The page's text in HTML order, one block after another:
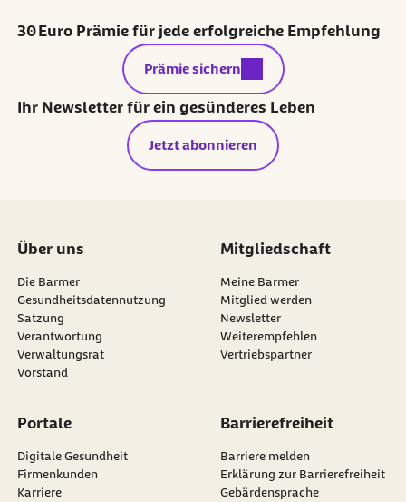
30 Euro Prämie für jede erfolgreiche Empfehlung
externer Link:
Prämie sichern
Ihr Newsletter für ein gesünderes Leben
Jetzt abonnieren
Über uns
Die Barmer
Gesundheitsdatennutzung
Satzung
Verantwortung
Verwaltungsrat
Vorstand
Mitgliedschaft
Meine Barmer
Mitglied werden
Newsletter
externer Link:
Weiterempfehlen
Vertriebspartner
Portale
Digitale Gesundheit
Firmenkunden
Karriere
Barrierefreiheit
Barriere melden
Erklärung zur Barrierefreiheit
Gebärdensprache